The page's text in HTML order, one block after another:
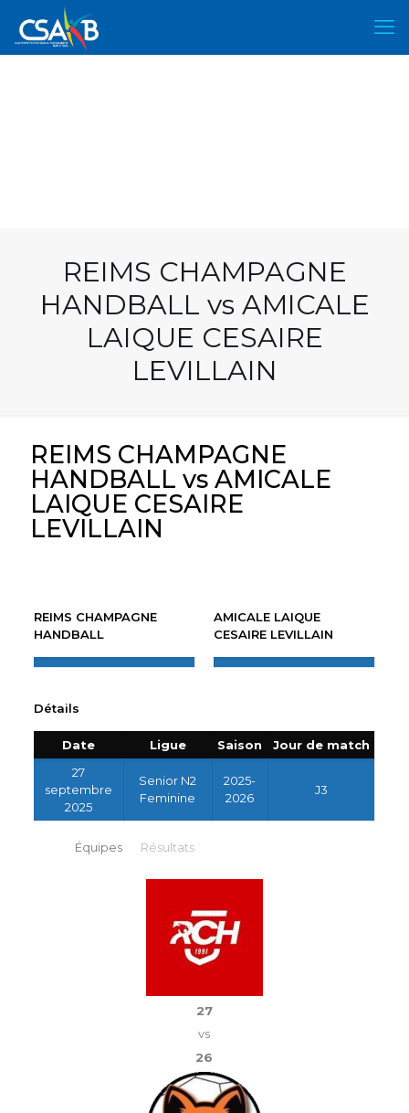
REIMS CHAMPAGNE
HANDBALL vs AMICALE
LAIQUE CESAIRE
LEVILLAIN
REIMS CHAMPAGNE
HANDBALL vs AMICALE
LAIQUE CESAIRE
LEVILLAIN
REIMS CHAMPAGNE
HANDBALL
AMICALE LAIQUE
CESAIRE LEVILLAIN
Détails
Date Ligue Saison
Jour de match
27
septembre
2025
Senior N2
Feminine
2025-
2026
J3
Équipes Résultats
27
vs
26